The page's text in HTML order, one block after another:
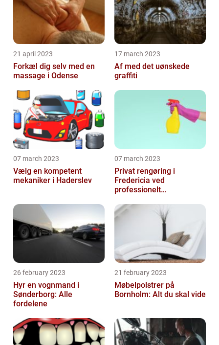
21 april 2023
Forkæl dig selv med en
massage i Odense
17 march 2023
Af med det uønskede
graffiti
07 march 2023
Vælg en kompetent
mekaniker i Haderslev
07 march 2023
Privat rengøring i
Fredericia ved
professionelt
26 february 2023
Hyr en vognmand i
Sønderborg: Alle
fordelene
21 february 2023
Møbelpolstrer på
Bornholm: Alt du skal vide